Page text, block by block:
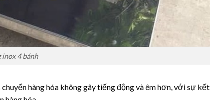
inox 4 bánh
hàng hóa không gây tiếng động và êm hơn, với sự kết